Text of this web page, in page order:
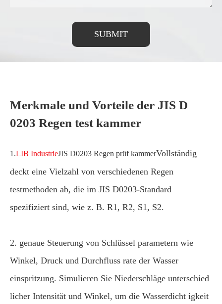
SUBMIT
Merkmale und Vorteile der JIS D
0203 Regen test kammer
1.LIB IndustrieJIS D0203 Regen prüf kammerVollständig
deckt eine Vielzahl von verschiedenen Regen
testmethoden ab, die im JIS D0203-Standard
spezifiziert sind, wie z. B. R1, R2, S1, S2.
2. genaue Steuerung von Schlüssel parametern wie
Winkel, Druck und Durchfluss rate der Wasser
einspritzung. Simulieren Sie Niederschläge unterschied
licher Intensität und Winkel, um die Wasserdicht igkeit